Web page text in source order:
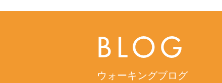
BLOG
ウォーキングブログ